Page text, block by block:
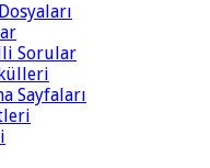
Sorular
Sayfaları